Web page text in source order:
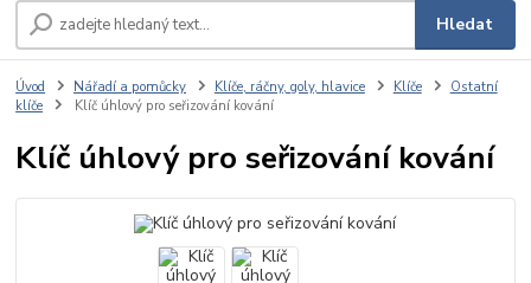
Hledat
Úvod Nářadí a pomůcky Klíče, ráčny, goly, hlavice Klíče
Ostatní
klíče
Klíč úhlový pro seřizování kování
Klíč úhlový pro seřizování kování